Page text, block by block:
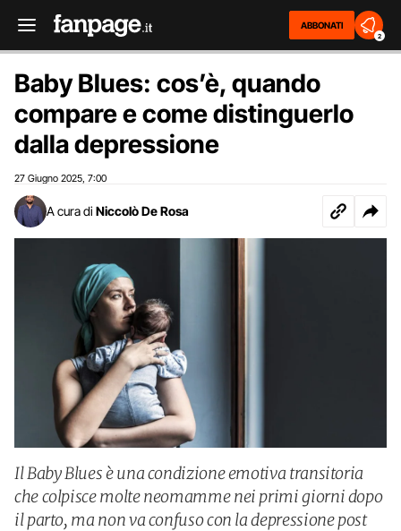
ABBONATI
2
Baby Blues: cos’è, quando
compare e come distinguerlo
dalla depressione
27 Giugno 2025 7:00
A cura di Niccolò De Rosa
Il Baby Blues è una condizione emotiva transitoria
che colpisce molte neomamme nei primi giorni dopo
il parto, ma non va confuso con la depressione post